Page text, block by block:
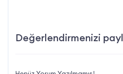
Değerlendirmenizi